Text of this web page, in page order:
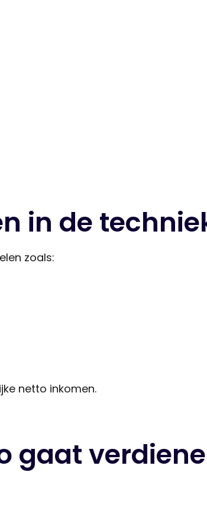
in de
zoals:
netto inkomen.
gaat